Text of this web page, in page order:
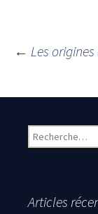
← Les
Rechercher :
Articles